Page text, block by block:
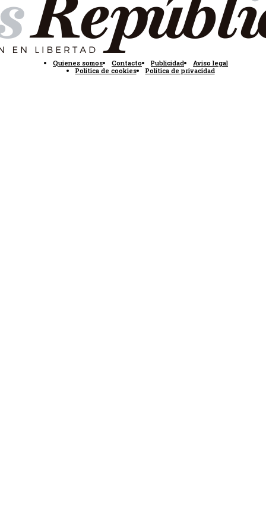
Quienes somos Contacto Publicidad
Aviso legal
Política de cookies
Política de privacidad